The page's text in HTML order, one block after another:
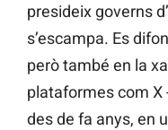
presideix governs
s’escampa. Es
però també en la
plataformes com X
des de fa anys, en